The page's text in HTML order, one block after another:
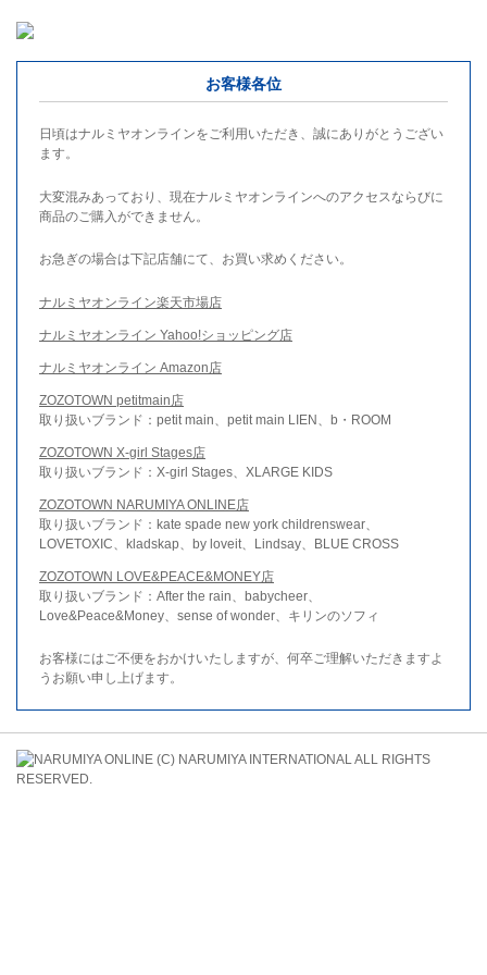
お客様各位
日頃はナルミヤオンラインをご利用いただき、誠にありがとうござい
ます。
大変混みあっており、現在ナルミヤオンラインへのアクセスならびに
商品のご購入ができません。
お急ぎの場合は下記店舗にて、お買い求めください。
ナルミヤオンライン楽天市場店
ナルミヤオンライン Yahoo!ショッピング店
ナルミヤオンライン Amazon店
ZOZOTOWN petitmain店
取り扱いブランド：petit main、petit main LIEN、b・ROOM
ZOZOTOWN X-girl Stages店
取り扱いブランド：X-girl Stages、XLARGE KIDS
ZOZOTOWN NARUMIYA ONLINE店
取り扱いブランド：kate spade new york childrenswear、
LOVETOXIC、kladskap、by loveit、Lindsay、BLUE CROSS
ZOZOTOWN LOVE&PEACE&MONEY店
取り扱いブランド：After the rain、babycheer、
Love&Peace&Money、sense of wonder、キリンのソフィ
お客様にはご不便をおかけいたしますが、何卒ご理解いただきますよ
うお願い申し上げます。